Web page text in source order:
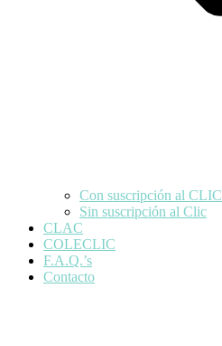
Con suscripción al CLIC
Sin suscripción al Clic
CLAC
COLECLIC
F.A.Q.’s
Contacto